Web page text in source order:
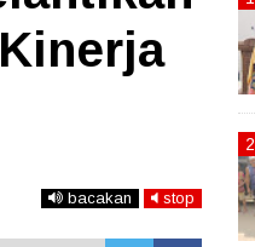
bacakan stop